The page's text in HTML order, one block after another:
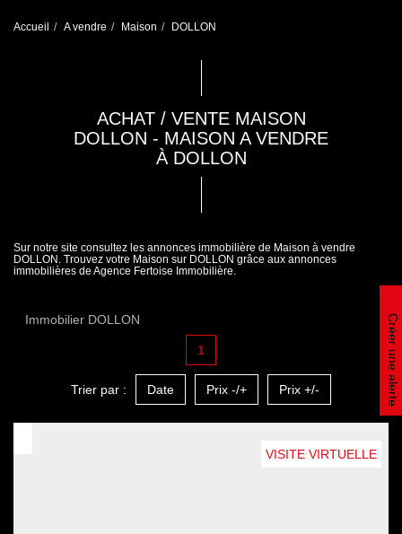
Accueil A vendre Maison DOLLON
ACHAT / VENTE MAISON
DOLLON - MAISON A VENDRE
À DOLLON
Sur notre site consultez les annonces immobilière de Maison à vendre
DOLLON. Trouvez votre Maison sur DOLLON grâce aux annonces
immobilières de Agence Fertoise Immobilière.
Immobilier DOLLON Créer une alerte
1
Trier par : Date Prix -/+ Prix +/-
VISITE VIRTUELLE